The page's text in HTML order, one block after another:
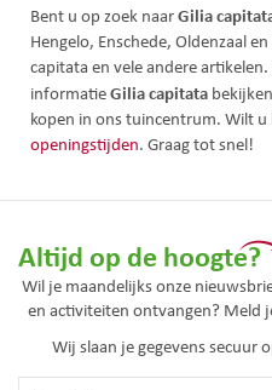
Bent u op zoek naarGilia
Hengelo, Enschede, Oldenzaal
capitata en vele andere
informatieGilia capitata
kopen in ons tuincentrum. Wilt u
openingstijden. Graag tot snel!
Altijd op de hoogte?
Wil je maandelijks onze
en activiteiten ontvangen? Meld
Wij slaan je gegevens secuur